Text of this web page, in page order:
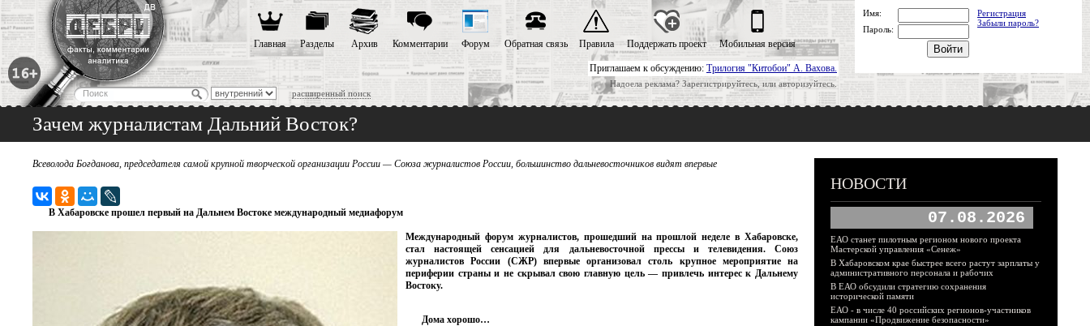
Приглашаем к обсуждению: Трилогия "Китобои" А. Вахова.
Надоела реклама? Зарегистрируйтесь, или авторизуйтесь.
расширенный поиск
Главная Разделы Архив Комментарии Форум Обратная связь Правила Поддержать проект Мобильная версия
Имя:
Регистрация
Забыли пароль?
Пароль:
Зачем журналистам Дальний Восток?
Всеволода Богданова, председателя самой крупной творческой организации России — Союза журналистов России, большинство дальневосточников видят впервые
В Хабаровске прошел первый на Дальнем Востоке международный медиафорум
Международный форум журналистов, прошедший на прошлой неделе в Хабаровске,
стал настоящей сенсацией для дальневосточной прессы и телевидения. Союз
журналистов России (СЖР) впервые организовал столь крупное мероприятие на
периферии страны и не скрывал свою главную цель — привлечь интерес к Дальнему
Востоку.
Дома хорошо…
НОВОСТИ
07.08.2026
ЕАО станет пилотным регионом нового проекта
Мастерской управления «Сенеж»
В Хабаровском крае быстрее всего растут зарплаты у
административного персонала и рабочих
В ЕАО обсудили стратегию сохранения
исторической памяти
ЕАО - в числе 40 российских регионов-участников
кампании «Продвижение безопасности»